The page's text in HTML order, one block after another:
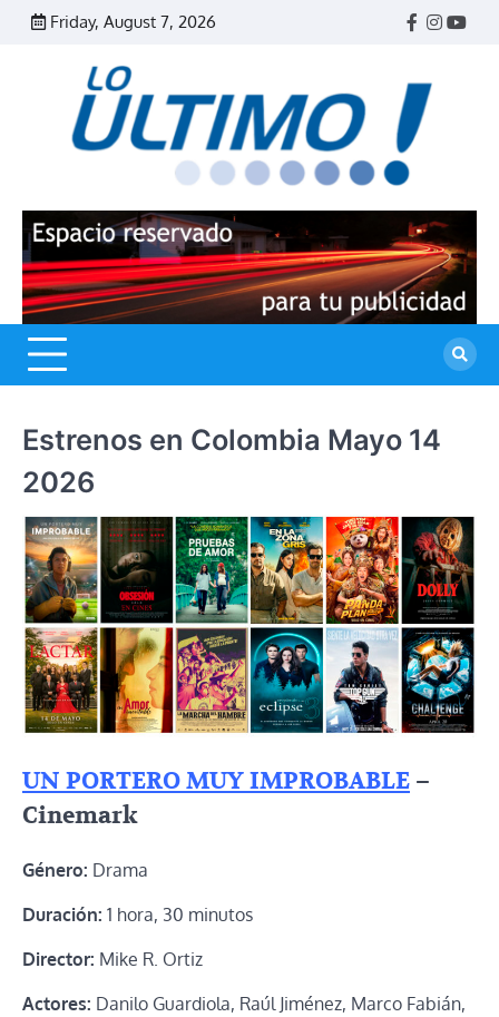
Skip
Friday, August 7, 2026
Facebook
Estrenos en Colombia Mayo 14
2026
UN PORTERO MUY IMPROBABLE –
Cinemark
Género: Drama
Duración: 1 hora, 30 minutos
Director: Mike R. Ortiz
Actores: Danilo Guardiola, Raúl Jiménez, Marco Fabián,